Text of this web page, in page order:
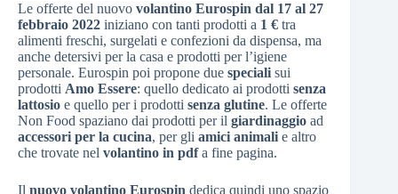
Le offerte del nuovo volantino Eurospin dal 17 al 27
febbraio 2022 iniziano con tanti prodotti a 1 € tra
alimenti freschi, surgelati e confezioni da dispensa, ma
anche detersivi per la casa e prodotti per l’igiene
personale. Eurospin poi propone due speciali sui
prodotti Amo Essere: quello dedicato ai prodotti senza
lattosio e quello per i prodotti senza glutine. Le offerte
Non Food spaziano dai prodotti per il giardinaggio ad
accessori per la cucina, per gli amici animali e altro
che trovate nel volantino in pdfa fine pagina.
Il nuovo volantino Eurospin dedica quindi uno spazio